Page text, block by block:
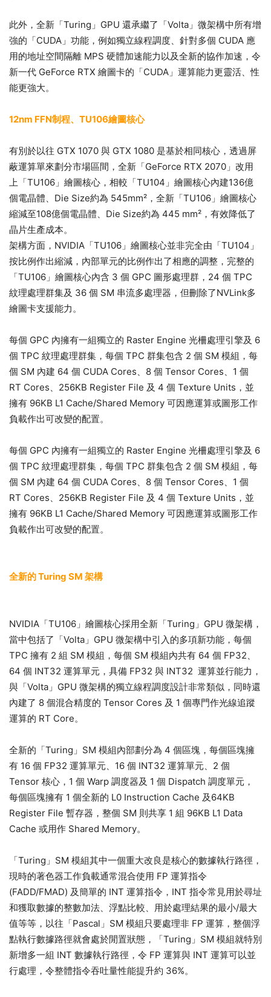
此外，全新「Turing」GPU 還承繼了「Volta」微架構中所有增
強的「CUDA」功能，例如獨立線程調度、針對多個 CUDA 應
用的地址空間隔離 MPS 硬體加速能力以及全新的協作加速，令
新一代 GeForce RTX 繪圖卡的「CUDA」運算能力更靈活、性
能更強大。
12nm FFN制程、TU106繪圖核心
有別於以往 GTX 1070 與 GTX 1080 是基於相同核心，透過屏
蔽運算單來劃分市場區間，全新「GeForce RTX 2070」改用
上「TU106」繪圖核心，相較「TU104」繪圖核心內建136億
個電晶體、Die Size約為 545mm²，全新「TU106」繪圖核心
縮減至108億個電晶體、Die Size約為 445 mm²，有效降低了
晶片生產成本。
架構方面，NVIDIA「TU106」繪圖核心並非完全由「TU104」
按比例作出縮減，內部單元的比例作出了相應的調整，完整的
「TU106」繪圖核心內含 3 個 GPC 圖形處理群，24 個 TPC
紋理處理群集及 36 個 SM 串流多處理器，但刪除了NVLink多
繪圖卡支援能力。
每個 GPC 內擁有一組獨立的 Raster Engine 光柵處理引擎及 6
個 TPC 紋理處理群集，每個 TPC 群集包含 2 個 SM 模組，每
個 SM 內建 64 個 CUDA Cores、8 個 Tensor Cores、1 個
RT Cores、256KB Register File 及 4 個 Texture Units，並
擁有 96KB L1 Cache/Shared Memory 可因應運算或圖形工作
負載作出可改變的配置。
每個 GPC 內擁有一組獨立的 Raster Engine 光柵處理引擎及 6
個 TPC 紋理處理群集，每個 TPC 群集包含 2 個 SM 模組，每
個 SM 內建 64 個 CUDA Cores、8 個 Tensor Cores、1 個
RT Cores、256KB Register File 及 4 個 Texture Units，並
擁有 96KB L1 Cache/Shared Memory 可因應運算或圖形工作
負載作出可改變的配置。
全新的 Turing SM 架構
NVIDIA「TU106」繪圖核心採用全新「Turing」GPU 微架構，
當中包括了「Volta」GPU 微架構中引入的多項新功能，每個
TPC 擁有 2 組 SM 模組，每個 SM 模組內共有 64 個 FP32、
64 個 INT32 運算單元，具備 FP32 與 INT32 運算並行能力，
與「Volta」GPU 微架構的獨立線程調度設計非常類似，同時還
內建了 8 個混合精度的 Tensor Cores 及 1 個專門作光線追蹤
運算的 RT Core。
全新的「Turing」SM 模組內部劃分為 4 個區塊，每個區塊擁
有 16 個 FP32 運算單元、16 個 INT32 運算單元、2 個
Tensor 核心，1 個 Warp 調度器及 1 個 Dispatch 調度單元，
每個區塊擁有 1 個全新的 L0 Instruction Cache 及64KB
Register File 暫存器，整個 SM 則共享 1 組 96KB L1 Data
Cache 或用作 Shared Memory。
「Turing」SM 模組其中一個重大改良是核心的數據執行路徑，
現時的著色器工作負載通常混合使用 FP 運算指令
(FADD/FMAD) 及簡單的 INT 運算指令，INT 指令常見用於尋址
和獲取數據的整數加法、浮點比較、用於處理結果的最小/最大
值等等，以往「Pascal」SM 模組只要處理非 FP 運算，整個浮
點執行數據路徑就會處於閒置狀態，「Turing」SM 模組就特別
新增多一組 INT 數據執行路徑，令 FP 運算與 INT 運算可以並
行處理，令整體指令吞吐量性能提升約 36%。